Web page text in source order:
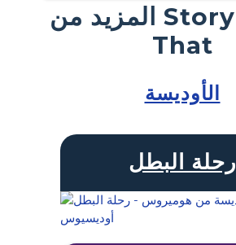
المزيد من Storyboard
That
الأوديسة
رحلة البطل